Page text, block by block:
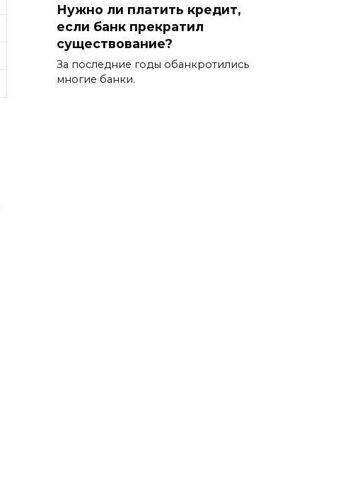
Нужно ли платить кредит,
если банк прекратил
существование?
За последние годы обанкротились
многие банки.